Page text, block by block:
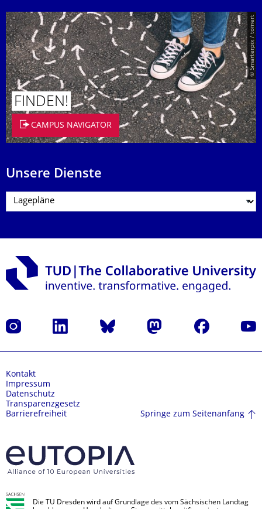
© Smarterpix / tomert
FINDEN!
CAMPUS NAVIGATOR
Unsere Dienste
Instagram LinkedIn Bluesky Mastodon Facebook
Kontakt
Impressum
Datenschutz
Transparenzgesetz
Barrierefreiheit
Springe zum Seitenanfang
Die TU Dresden wird auf Grundlage des vom Sächsischen Landtag